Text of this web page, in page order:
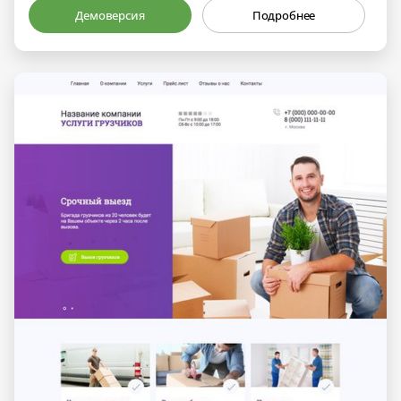
Демоверсия Подробнее